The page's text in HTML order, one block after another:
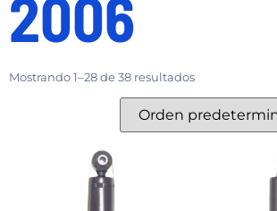
2006
Mostrando 1–28 de 38 resultados